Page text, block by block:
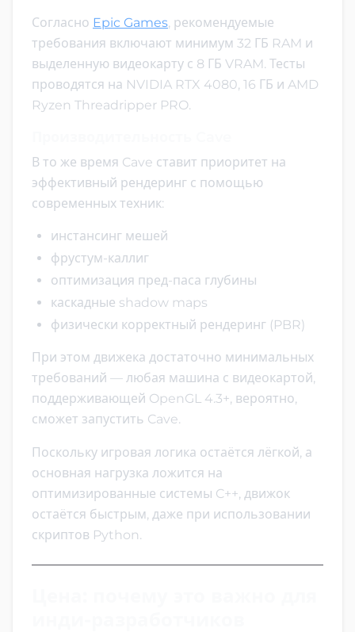
Согласно Epic Games, рекомендуемые
требования включают минимум 32 ГБ RAM и
выделенную видеокарту с 8 ГБ VRAM. Тесты
проводятся на NVIDIA RTX 4080, 16 ГБ и AMD
Ryzen Threadripper PRO.
В то же время Cave ставит приоритет на
эффективный рендеринг с помощью
современных техник:
инстансинг мешей
фрустум-каллиг
оптимизация пред-паса глубины
каскадные shadow maps
физически корректный рендеринг (PBR)
При этом движека достаточно минимальных
требований — любая машина с видеокартой,
поддерживающей OpenGL 4.3+, вероятно,
сможет запустить Cave.
Поскольку игровая логика остаётся лёгкой, а
основная нагрузка ложится на
оптимизированные системы C++, движок
остаётся быстрым, даже при использовании
скриптов Python.